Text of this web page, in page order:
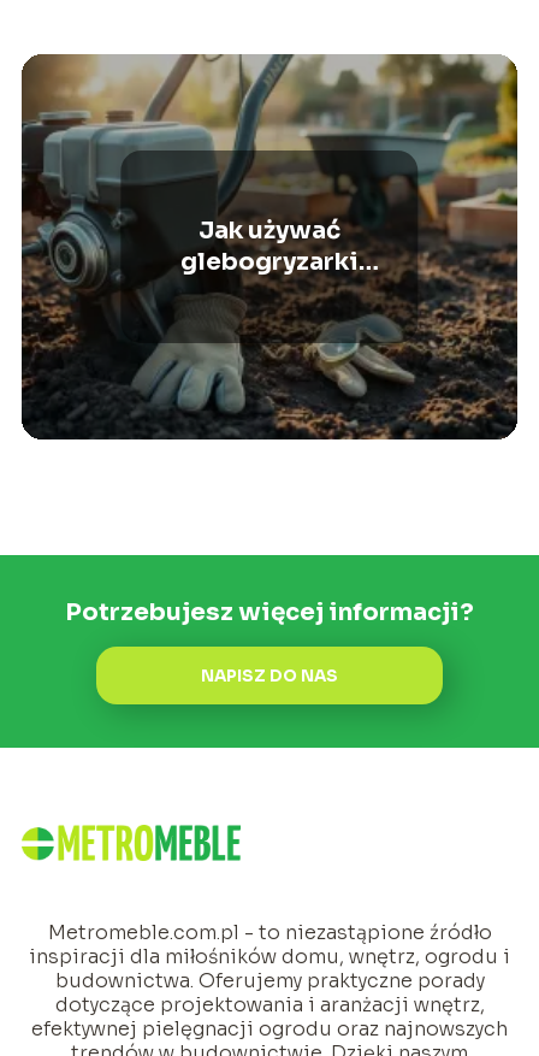
Jak używać
glebogryzarki
spalinowej: praktyczny
poradnik
Potrzebujesz więcej informacji?
NAPISZ DO NAS
Metromeble.com.pl - to niezastąpione źródło
inspiracji dla miłośników domu, wnętrz, ogrodu i
budownictwa. Oferujemy praktyczne porady
dotyczące projektowania i aranżacji wnętrz,
efektywnej pielęgnacji ogrodu oraz najnowszych